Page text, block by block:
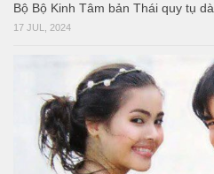
Bộ Bộ Kinh Tâm bản Thái quy tụ
17 JUL, 2024